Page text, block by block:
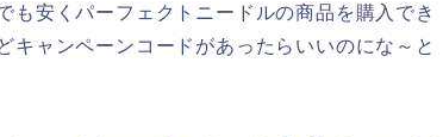
も安くパーフェクトニードルの商品を購入でき
キャンペーンコードがあったらいいのにな～と